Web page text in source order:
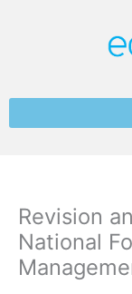
Revision
National